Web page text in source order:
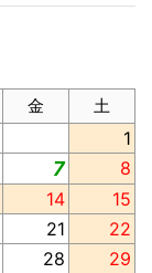
金 土
1
7
8
14
15
21
22
28
29